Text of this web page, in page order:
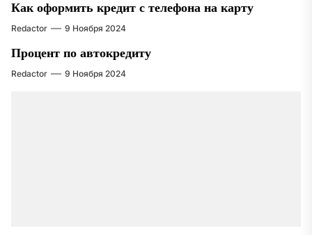
Как оформить кредит с телефона на карту
Redactor 9 Ноября 2024
Процент по автокредиту
Redactor 9 Ноября 2024